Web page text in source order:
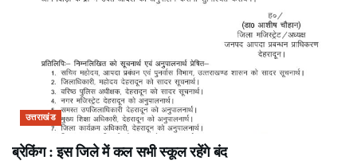
उत्तराखंड
ब्रेकिंग : इस जिले में कल सभी स्कूल रहेंगे बंद